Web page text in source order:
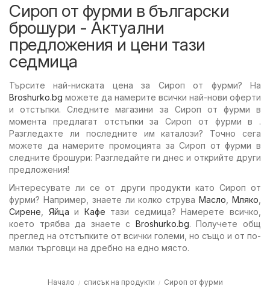
Сироп от фурми в български
брошури - Актуални
предложения и цени тази
седмица
Търсите най-ниската цена за Сироп от фурми? На
Broshurko.bg можете да намерите всички най-нови оферти
и отстъпки. Следните магазини за Сироп от фурми в
момента предлагат отстъпки за Сироп от фурми в .
Разгледахте ли последните им каталози? Точно сега
можете да намерите промоцията за Сироп от фурми в
следните брошури: Разгледайте ги днес и открийте други
предложения!
Интересувате ли се от други продукти като Сироп от
фурми? Например, знаете ли колко струваМасло ,Мляко
Сирене
Яйца и Кафе тази седмица? Намерете всичко,
което трябва да знаете с Broshurko.bg. Получете общ
преглед на отстъпките от всички големи, но също и от по-
малки търговци на дребно на едно място.
Начало списък на продукти Сироп от фурми